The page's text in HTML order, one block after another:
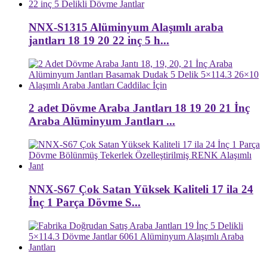
NNX-S1315 Alüminyum Alaşımlı araba
jantları 18 19 20 22 inç 5 h...
2 adet Dövme Araba Jantları 18 19 20 21 İnç
Araba Alüminyum Jantları ...
NNX-S67 Çok Satan Yüksek Kaliteli 17 ila 24
İnç 1 Parça Dövme S...